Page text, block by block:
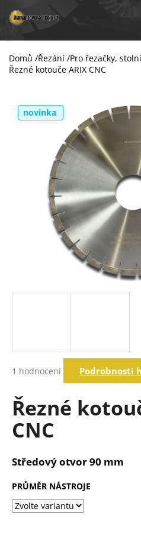
na
obsah
Domů /Řezání /Pro řezačky,
Řezné kotouče ARIX CNC
hodnocení
je
5,0
5
1 hodnocení Podrobnosti
Řezné
CNC
Středový otvor 90 mm
PRŮMĚR NÁSTROJE
novinka
š
Zpět
Zpět
C
o
j
D
p
r
u
č